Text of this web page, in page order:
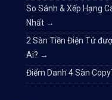
So Sánh & Xếp Hạng
Nhất →
2 Sàn Tiền Điện Tử
Ai? →
Điểm Danh 4 Sàn